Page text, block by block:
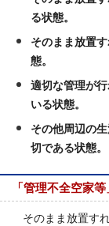
る状態。
そのまま放置
態。
適切な管理が
いる状態。
その他周辺の
切である状態。
「管理不全空家等
そのまま放置す